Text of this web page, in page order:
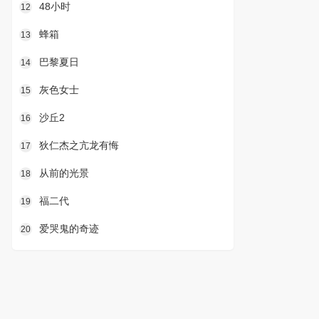
12 48小时
13 蜂箱
14 巴黎夏日
15 灰色女士
16 沙丘2
17 狄仁杰之亢龙有悔
18 从前的光景
19 福二代
20 爱哭鬼的奇迹